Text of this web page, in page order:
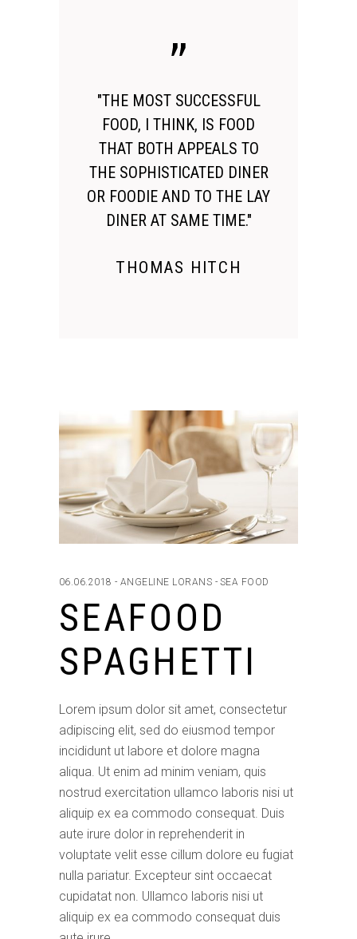
"THE MOST SUCCESSFUL
FOOD, I THINK, IS FOOD
THAT BOTH APPEALS TO
THE SOPHISTICATED DINER
OR FOODIE AND TO THE LAY
DINER AT SAME TIME."
THOMAS HITCH
06.06.2018 ANGELINE LORANS SEA FOOD
SEAFOOD
SPAGHETTI
Lorem ipsum dolor sit amet, consectetur
adipiscing elit, sed do eiusmod tempor
incididunt ut labore et dolore magna
aliqua. Ut enim ad minim veniam, quis
nostrud exercitation ullamco laboris nisi ut
aliquip ex ea commodo consequat. Duis
aute irure dolor in reprehenderit in
voluptate velit esse cillum dolore eu fugiat
nulla pariatur. Excepteur sint occaecat
cupidatat non. Ullamco laboris nisi ut
aliquip ex ea commodo consequat duis